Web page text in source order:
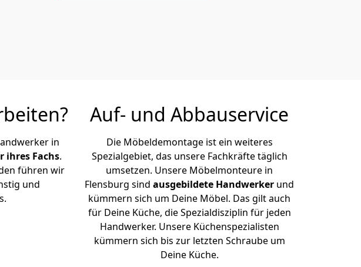
in
ihres Fachs.
führen wir
und
Auf- und Abbauservice
Die Möbeldemontage ist ein weiteres
Spezialgebiet, das unsere Fachkräfte täglich
umsetzen. Unsere Möbelmonteure in
Flensburg sind ausgebildete Handwerker und
kümmern sich um Deine Möbel. Das gilt auch
für Deine Küche, die Spezialdisziplin für jeden
Handwerker. Unsere Küchenspezialisten
kümmern sich bis zur letzten Schraube um
Deine Küche.